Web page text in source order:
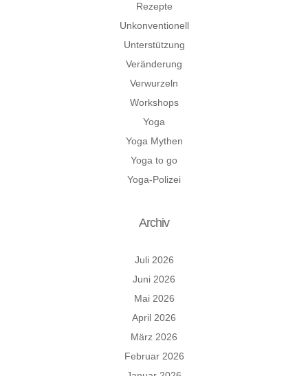
Rezepte
Unkonventionell
Unterstützung
Veränderung
Verwurzeln
Workshops
Yoga
Yoga Mythen
Yoga to go
Yoga-Polizei
Archiv
Juli 2026
Juni 2026
Mai 2026
April 2026
März 2026
Februar 2026